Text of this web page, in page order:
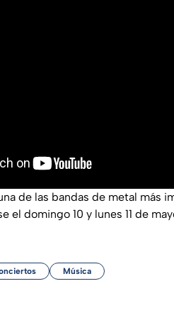
de las bandas de metal más
el domingo 10 y lunes 11 de
Música